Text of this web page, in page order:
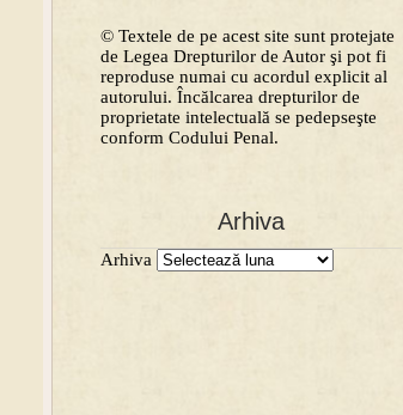
© Textele de pe acest site sunt protejate
de Legea Drepturilor de Autor şi pot fi
reproduse numai cu acordul explicit al
autorului. Încălcarea drepturilor de
proprietate intelectuală se pedepseşte
conform Codului Penal.
Arhiva
Arhiva